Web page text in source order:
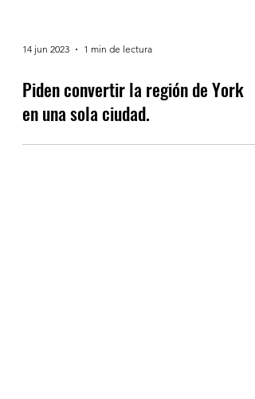
14 jun 2023 1 min de lectura
Piden convertir la región de York
en una sola ciudad.